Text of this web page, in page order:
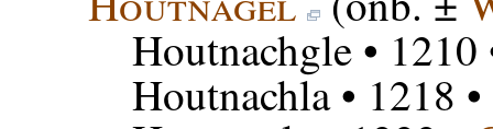
Houtnachgle• 1210
Houtnachla• 1218 •